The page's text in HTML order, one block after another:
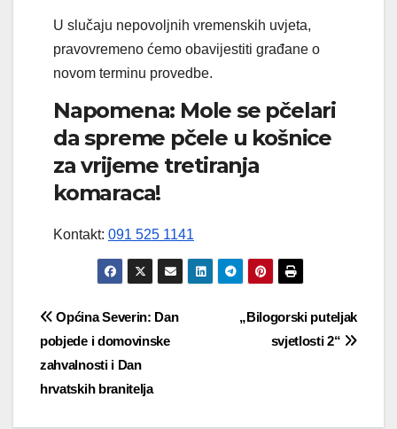
U slučaju nepovoljnih vremenskih uvjeta,
pravovremeno ćemo obavijestiti građane o
novom terminu provedbe.
Napomena: Mole se pčelari
da spreme pčele u košnice
za vrijeme tretiranja
komaraca!
Kontakt: 091 525 1141
Navigacija
objava
„Bilogorski puteljak
svjetlosti 2“
Općina Severin: Dan
pobjede i domovinske
zahvalnosti i Dan
hrvatskih branitelja